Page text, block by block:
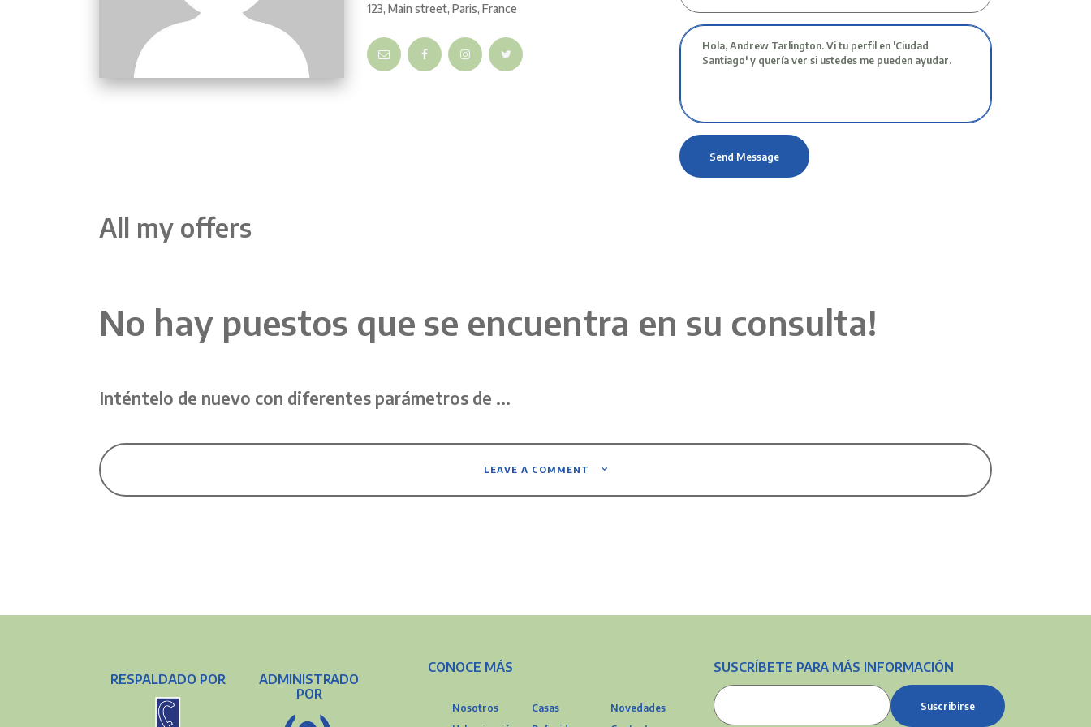
123, Main street, Paris, France
All my offers
No hay puestos que se encuentra en su consulta!
Inténtelo de nuevo con diferentes parámetros de ...
LEAVE A COMMENT
RESPALDADO POR
ADMINISTRADO
POR
CONOCE MÁS
Nosotros
Casas
Novedades
SUSCRÍBETE PARA MÁS INFORMACIÓN